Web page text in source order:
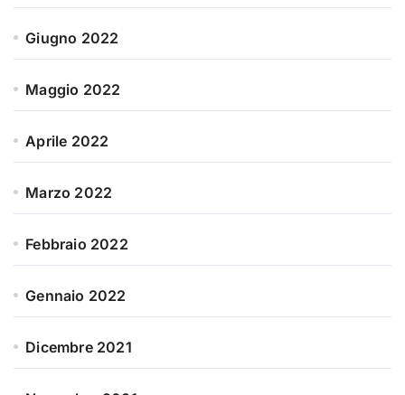
Giugno 2022
Maggio 2022
Aprile 2022
Marzo 2022
Febbraio 2022
Gennaio 2022
Dicembre 2021